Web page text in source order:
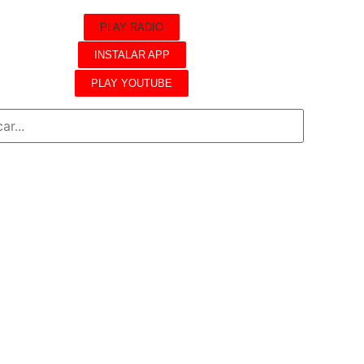
PLAY RADIO
INSTALAR APP
PLAY YOUTUBE